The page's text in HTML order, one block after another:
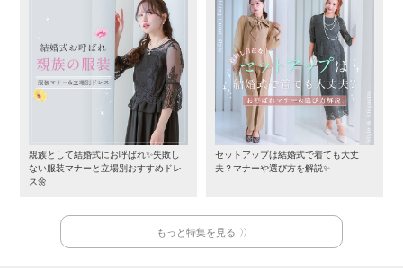
親族として結婚式にお呼ばれ✨失敗し
ない服装マナーと立場別おすすめドレ
ス🌼
セットアップは結婚式で着ても大丈
夫？マナーや選び方を解説✨
もっと特集を見る